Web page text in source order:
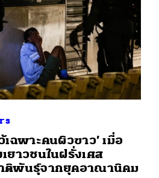
เฉพาะคนผิวขาว’ เมื่อ
ยาวชนในฝรั่งเศส
ติพันธุ์จากยุคอาณานิคม